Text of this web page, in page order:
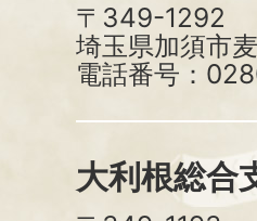
〒349-1292
埼玉県加須市
電話番号：
大利根総合